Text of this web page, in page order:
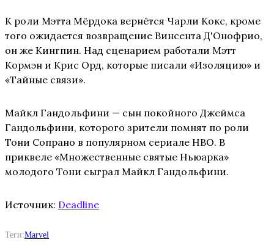
К роли Мэтта Мёрдока вернётся Чарли Кокс, кроме
того ожидается возвращение Винсента Д'Онофрио,
он же Кингпин. Над сценарием работали Мэтт
Кормэн и Крис Орд, которые писали «Изоляцию» и
«Тайные связи».
Майкл Гандольфини — сын покойного Джеймса
Гандольфини, которого зрители помнят по роли
Тони Сопрано в популярном сериале HBO. В
приквеле «Множественные святые Ньюарка»
молодого Тони сыграл Майкл Гандольфини.
Источник: Deadline
Теги:Marvel